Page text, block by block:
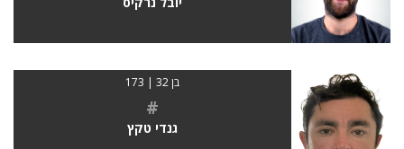
בן 32 | 173
#
גנדי טקץ